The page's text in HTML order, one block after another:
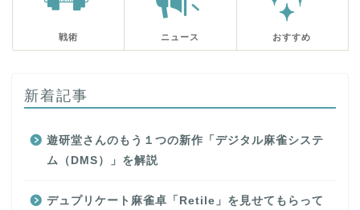
戦術 ニュース おすすめ
新着記事
遊研堂さんのもう１つの新作「デジタル麻雀システ
ム（DMS）」を解説
デュプリケート麻雀卓「Retile」を見せてもらって